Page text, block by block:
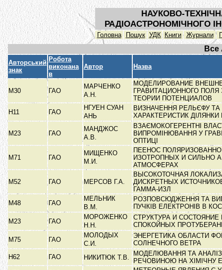
НАУКОВО-
РАДІОАСТРОНОМІЧНОГО
Головна Пошук УДК Книги Журнали
Все
Авторський
знак
Робота
виконана
в
Автор Назва
М30 ГАО
МАРЧЕНКО
А.Н.
МОДЕЛИРОВАНИЕ
ГРАВИТАЦИОННОГО
ТЕОРИИ ПОТЕНЦИАЛОВ
Н11
ГАО
НГУЕН СУАН
АНЬ
ВИЗНАЧЕННЯ РЕЛЬЄФУ
ХАРАКТЕРИСТИК
М23 ГАО
МАНДЖОС
А.В.
ВЗАЄМОКОГЕРЕНТНІ
ВИПРОМІНЮВАННЯ У
ОПТИЦІ
М71 ГАО
МИЩЕНКО
М.И.
ПЕЕНОС
ИЗОТРОПНЫХ И СИЛЬНО
АТМОСФЕРАХ
М52 ГАО МЕРСОВ Г.А.
ВЫСОКОТОЧНАЯ
ДИСКРЕТНЫХ
ГАММА-ИЗЛ
М48
ГАО
МЕЛЬНИК
В.М.
РОЗПОВСЮДЖЕННЯ ТА
ПУЧКІВ ЕЛЕКТРОНІВ В
М23
ГАО
МОРОЖЕНКО
Н.Н.
СТРУКТУРА И
СПОКОЙНЫХ
М75
ГАО
МОЛОДЫХ
С.И.
ЭНЕРГЕТИКА ОБЛАСТИ
СОЛНЕЧНОГО ВЕТРА
Н62
ГАО НИКИТЮК Т.В.
МОДЕЛЮВАННЯ ТА
РЕЧОВИНОЮ НА ХІМІЧНУ